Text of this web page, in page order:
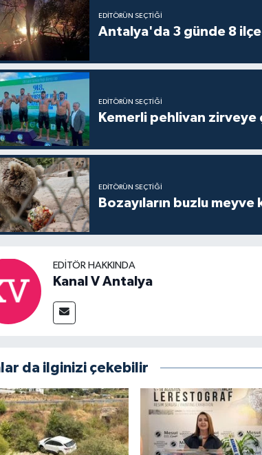
EDITÖRÜN SEÇTIĞI
Antalya'da 3 günde 8
EDITÖRÜN SEÇTIĞI
Kemerli pehlivan zirveye
EDITÖRÜN SEÇTIĞI
Bozayıların buzlu meyve
EDITÖR HAKKINDA
Kanal V Antalya
da ilginizi çekebilir